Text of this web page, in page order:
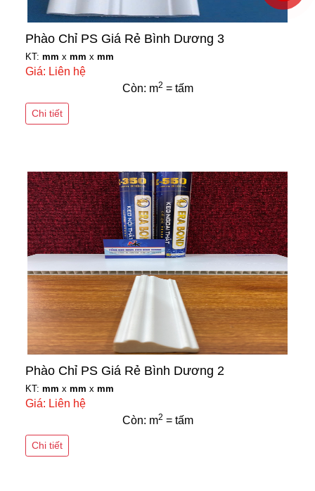
Phào Chỉ PS Giá Rẻ Bình Dương 3
KT: mm x mm x mm
Giá: Liên hệ
Còn: m2 = tấm
Chi tiết
Phào Chỉ PS Giá Rẻ Bình Dương 2
KT: mm x mm x mm
Giá: Liên hệ
Còn: m2 = tấm
Chi tiết